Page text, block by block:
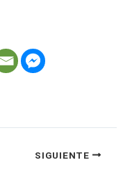
SIGUIENTE